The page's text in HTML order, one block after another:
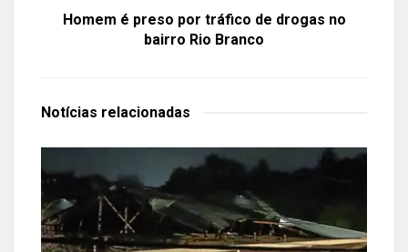
Homem é preso por tráfico de drogas no
bairro Rio Branco
Notícias relacionadas